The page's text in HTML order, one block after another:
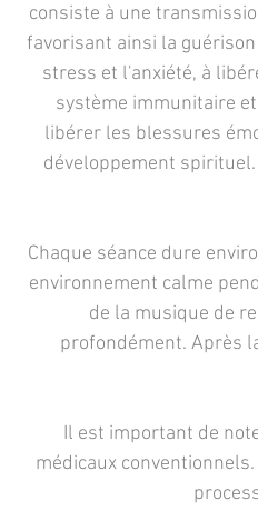
consiste à une
favorisant ainsi la
stress et l'anxiété, à
système immunitaire
libérer les blessures
développement
Chaque séance dure
environnement calme
de la musique de
profondément. Après
Il est important de
médicaux